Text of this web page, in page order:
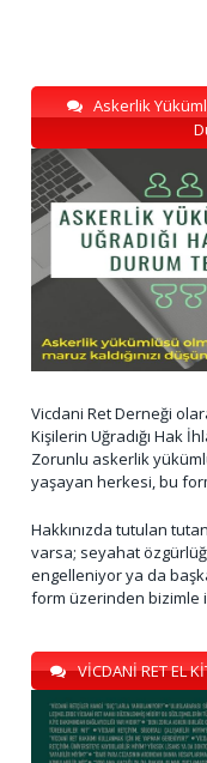
Askerlik
Vicdani Ret Derneği
Kişilerin Uğradığı Hak
Zorunlu askerlik
yaşayan herkesi, bu
Hakkınızda tutulan
varsa; seyahat
engelleniyor ya da
form üzerinden bizimle
VİCDANİ RET EL